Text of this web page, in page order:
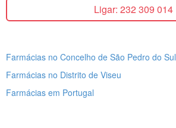
Ligar: 232 309 014
Farmácias no Concelho de São Pedro do Sul
Farmácias no Distrito de Viseu
Farmácias em Portugal